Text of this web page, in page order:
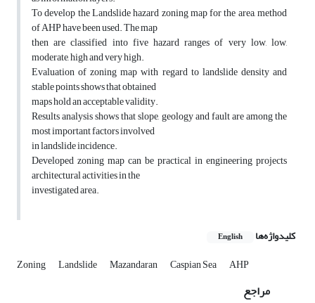
To develop the Landslide hazard zoning map for the area, method
of AHP have been used. The map
then are classified into five hazard ranges of very low, low,
moderate, high and very high.
Evaluation of zoning map with regard to landslide density and
stable points shows that obtained
maps hold an acceptable validity.
Results analysis shows that slope, geology and fault are among the
most important factors involved
in landslide incidence.
Developed zoning map can be practical in engineering projects
architectural activities in the
investigated area.
کلیدواژه‌ها English
Zoning Landslide Mazandaran Caspian Sea AHP
مراجع